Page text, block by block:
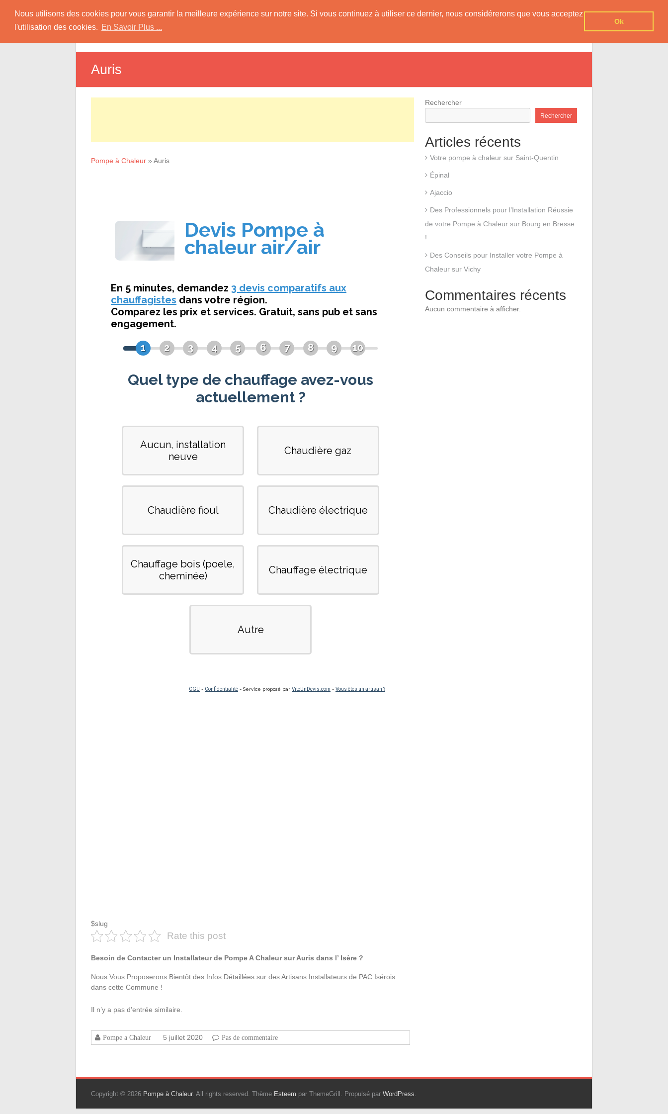
Nous utilisons des cookies pour vous garantir la meilleure expérience sur notre site. Si vous continuez à utiliser ce dernier, nous considérerons que vous acceptez
l'utilisation des cookies. En Savoir Plus ...
Ok
content
Pompe à Chaleur
Informations sur les Pompes à Chaleur
Auris
Pompe à Chaleur » Auris
$slug
Rate this post
Besoin de Contacter un Installateur de Pompe A Chaleur sur Auris dans l’ Isère ?
Nous Vous Proposerons Bientôt des Infos Détaillées sur des Artisans Installateurs de PAC Isérois
dans cette Commune !
Il n’y a pas d’entrée similaire.
Pompe a Chaleur 5 juillet 2020 Pas de commentaire
Rechercher
Rechercher
Articles récents
Votre pompe à chaleur sur Saint-Quentin
Épinal
Ajaccio
Des Professionnels pour l’Installation Réussie
de votre Pompe à Chaleur sur Bourg en Bresse
!
Des Conseils pour Installer votre Pompe à
Chaleur sur Vichy
Commentaires récents
Aucun commentaire à afficher.
Copyright © 2026 Pompe à Chaleur. All rights reserved. Thème Esteem par ThemeGrill. Propulsé par WordPress.